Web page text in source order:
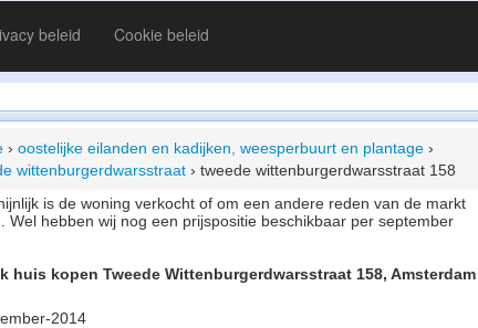
beleid Cookie beleid
› oostelijke eilanden en kadijken, weesperbuurt en plantage ›
wittenburgerdwarsstraat › tweede wittenburgerdwarsstraat 158
is de woning verkocht of om een andere reden van de markt
Wel hebben wij nog een prijspositie beschikbaar per september
huis kopen Tweede Wittenburgerdwarsstraat 158, Amsterdam
2014